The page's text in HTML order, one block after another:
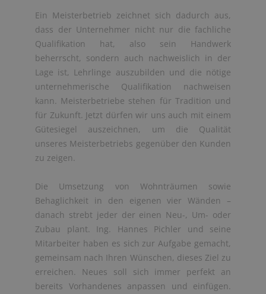
Ein Meisterbetrieb zeichnet sich dadurch aus,
dass der Unternehmer nicht nur die fachliche
Qualifikation hat, also sein Handwerk
beherrscht, sondern auch nachweislich in der
Lage ist, Lehrlinge auszubilden und die nötige
unternehmerische Qualifikation nachweisen
kann. Meisterbetriebe stehen für Tradition und
für Zukunft. Jetzt dürfen wir uns auch mit einem
Gütesiegel auszeichnen, um die Qualität
unseres Meisterbetriebs gegenüber den Kunden
zu zeigen.
Die Umsetzung von Wohnträumen sowie
Behaglichkeit in den eigenen vier Wänden –
danach strebt jeder der einen Neu-, Um- oder
Zubau plant. Ing. Hannes Pichler und seine
Mitarbeiter haben es sich zur Aufgabe gemacht,
gemeinsam nach Ihren Wünschen, dieses Ziel zu
erreichen. Neues soll sich immer perfekt an
bereits Vorhandenes anpassen und einfügen.